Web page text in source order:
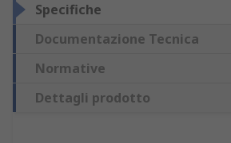
Specifiche
Documentazione Tecnica
Normative
Dettagli prodotto